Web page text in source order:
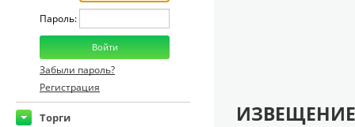
Пароль:
Забыли пароль?
Регистрация
Торги